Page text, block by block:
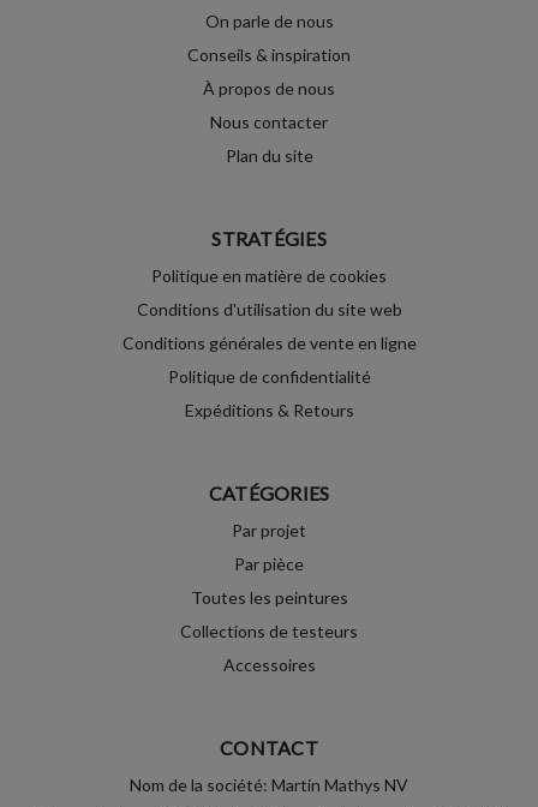
On parle de nous
Conseils & inspiration
À propos de nous
Nous contacter
Plan du site
STRATÉGIES
Politique en matière de cookies
Conditions d'utilisation du site web
Conditions générales de vente en ligne
Politique de confidentialité
Expéditions & Retours
CATÉGORIES
Par projet
Par pièce
Toutes les peintures
Collections de testeurs
Accessoires
CONTACT
Nom de la société: Martin Mathys NV